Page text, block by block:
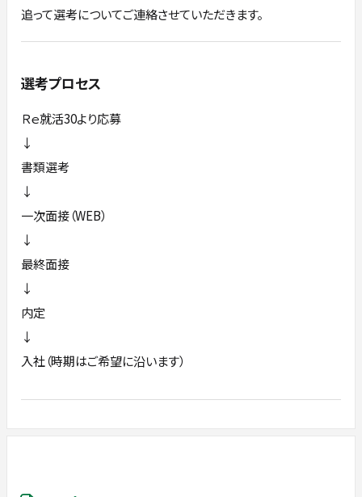
追って選考についてご連絡させていただきます。
選考プロセス
Ｒｅ就活30より応募
↓
書類選考
↓
一次面接（WEB）
↓
最終面接
↓
内定
↓
入社（時期はご希望に沿います）